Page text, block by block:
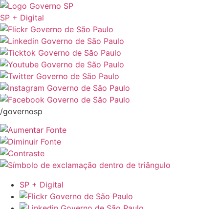
SP + Digital
/governosp
SP + Digital